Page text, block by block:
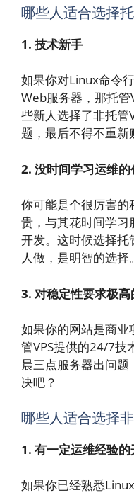
哪些人适合选择托
1. 技术新手
如果你对Linux命令
Web服务器，那托管
些新人选择了非托管
题，最后不得不重新
2. 没时间学习运维的
你可能是个很厉害的
贵，与其花时间学
开发。这时候选择托
人做，是明智的选择。
3. 对稳定性要求极高
如果你的网站是商
管VPS提供的24/7技
晨三点服务器出问
决吧？
哪些人适合选择
1. 有一定运维经验
如果你已经熟悉